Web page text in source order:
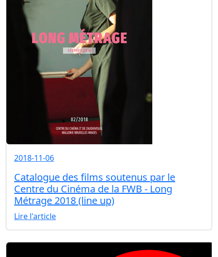
2018-11-06
Catalogue des films soutenus par le
Centre du Cinéma de la FWB - Long
Métrage 2018 (line up)
Lire l'article